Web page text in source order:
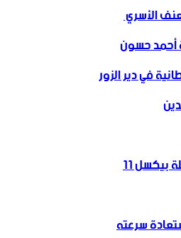
الأسري
أحمد حسون
في دير الزور
11